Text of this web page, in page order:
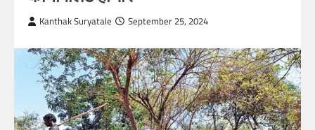
Kanthak Suryatale September 25, 2024